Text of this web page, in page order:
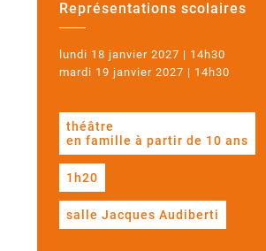
Représentations scolaires
lundi 18 janvier 2027 | 14h30
mardi 19 janvier 2027 | 14h30
théâtre
en famille à partir de 10 ans
1h20
salle Jacques Audiberti